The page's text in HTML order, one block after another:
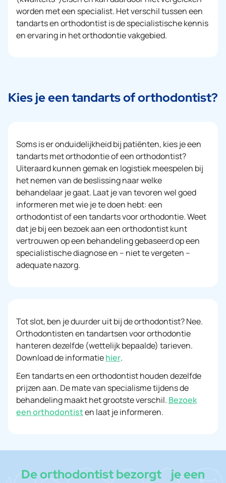
worden met een specialist. Het verschil tussen een
tandarts en orthodontist is de specialistische kennis
en ervaring in het orthodontie vakgebied.
Kies je een tandarts of orthodontist?
Soms is er onduidelijkheid bij patiënten, kies je een
tandarts met orthodontie of een orthodontist?
Uiteraard kunnen gemak en logistiek meespelen bij
het nemen van de beslissing naar welke
behandelaar je gaat. Laat je van tevoren wel goed
informeren met wie je te doen hebt: een
orthodontist of een tandarts voor orthodontie. Weet
dat je bij een bezoek aan een orthodontist kunt
vertrouwen op een behandeling gebaseerd op een
specialistische diagnose en – niet te vergeten –
adequate nazorg.
Tot slot, ben je duurder uit bij de orthodontist? Nee.
Orthodontisten en tandartsen voor orthodontie
hanteren dezelfde (wettelijk bepaalde) tarieven.
Download de informatiehier.
Een tandarts en een orthodontist houden dezelfde
prijzen aan. De mate van specialisme tijdens de
behandeling maakt het grootste verschil. Bezoek
een orthodontisten laat je informeren.
De orthodontist bezorgt je een